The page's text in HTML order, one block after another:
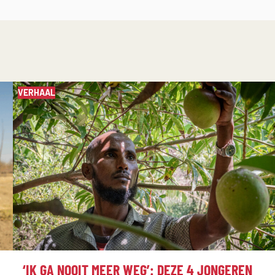
VERHAAL
:
‘IK GA NOOIT MEER WEG’: DEZE 4 JONGEREN